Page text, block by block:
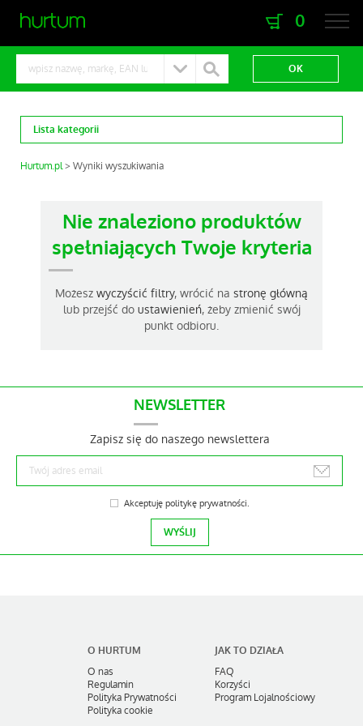
0
Lista kategorii
Hurtum.pl Wyniki wyszukiwania
Nie znaleziono produktów
spełniających Twoje kryteria
Możesz wyczyścić filtry, wrócić na stronę główną
lub przejść do ustawienień, żeby zmienić swój
punkt odbioru.
NEWSLETTER
Zapisz się do naszego newslettera
Akceptuję politykę prywatności.
O HURTUM
O nas
Regulamin
Polityka Prywatności
Polityka cookie
JAK TO DZIAŁA
FAQ
Korzyści
Program Lojalnościowy